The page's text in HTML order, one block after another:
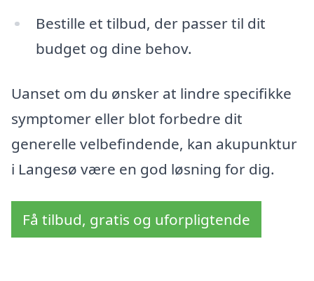
Bestille et tilbud, der passer til dit
budget og dine behov.
Uanset om du ønsker at lindre specifikke
symptomer eller blot forbedre dit
generelle velbefindende, kan akupunktur
i Langesø være en god løsning for dig.
Få tilbud, gratis og uforpligtende